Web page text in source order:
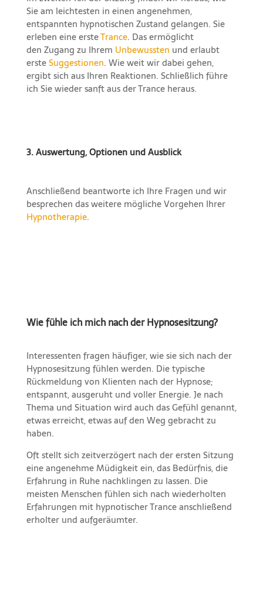
Sie am leichtesten in einen angenehmen,
entspannten hypnotischen Zustand gelangen. Sie
erleben eine ersteTrance. Das ermöglicht
den Zugang zu Ihrem Unbewussten und erlaubt
ersteSuggestionen. Wie weit wir dabei gehen,
ergibt sich aus Ihren Reaktionen. Schließlich führe
ich Sie wieder sanft aus der Trance heraus.
3. Auswertung, Optionen und Ausblick
Anschließend beantworte ich Ihre Fragen und wir
besprechen das weitere mögliche Vorgehen Ihrer
Hypnotherapie.
Wie fühle ich mich nach der Hypnosesitzung?
Interessenten fragen häufiger, wie sie sich nach der
Hypnosesitzung fühlen werden. Die typische
Rückmeldung von Klienten nach der Hypnose;
entspannt, ausgeruht und voller Energie. Je nach
Thema und Situation wird auch das Gefühl genannt,
etwas erreicht, etwas auf den Weg gebracht zu
haben.
Oft stellt sich zeitverzögert nach der ersten Sitzung
eine angenehme Müdigkeit ein, das Bedürfnis, die
Erfahrung in Ruhe nachklingen zu lassen. Die
meisten Menschen fühlen sich nach wiederholten
Erfahrungen mit hypnotischer Trance anschließend
erholter und aufgeräumter.